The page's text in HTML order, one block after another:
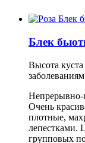
Блек
Высота
Непрерывно-
Очень
плотные,
лепестками.
групповых